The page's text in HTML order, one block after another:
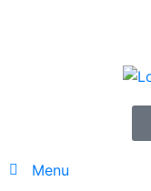
Menu